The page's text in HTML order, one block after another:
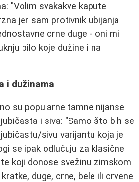
"Volim svakakve kapute
jer sam protivnik ubijanja
crne duge - oni mi
bilo koje dužine i na
i dužinama
su popularne tamne nijanse
i siva: "Samo što bih se
sivu varijantu koja je
se ipak odlučuju za klasične
koji donose svežinu zimskom
duge, crne, bele ili crvene